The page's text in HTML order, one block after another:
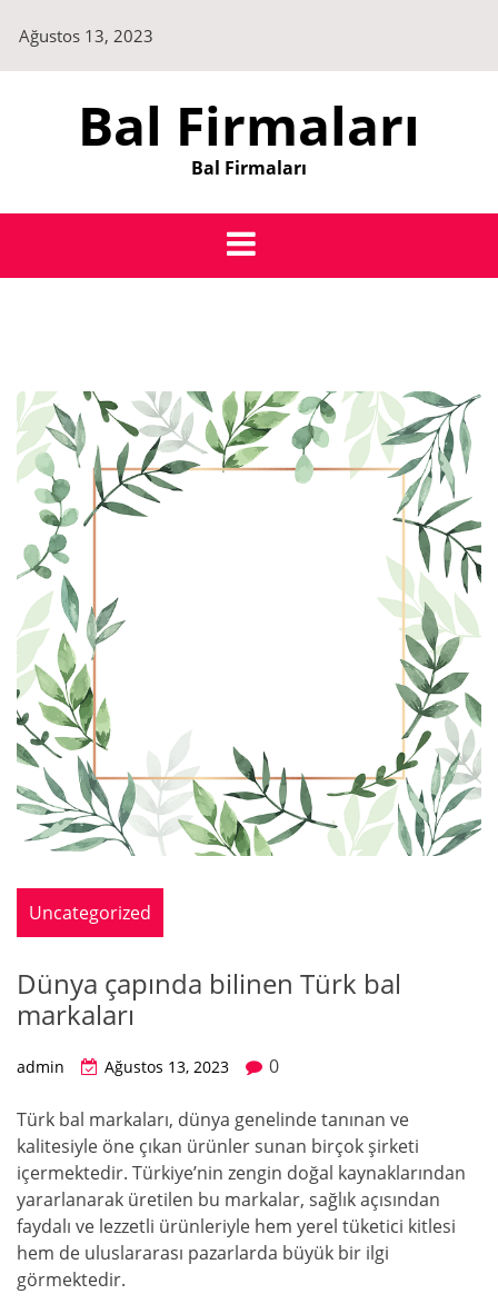
content
Ağustos 13, 2023
Bal Firmaları
Bal Firmaları
Uncategorized
Dünya çapında bilinen Türk bal
markaları
admin Ağustos 13, 2023 0
Türk bal markaları, dünya genelinde tanınan ve
kalitesiyle öne çıkan ürünler sunan birçok şirketi
içermektedir. Türkiye’nin zengin doğal kaynaklarından
yararlanarak üretilen bu markalar, sağlık açısından
faydalı ve lezzetli ürünleriyle hem yerel tüketici kitlesi
hem de uluslararası pazarlarda büyük bir ilgi
görmektedir.